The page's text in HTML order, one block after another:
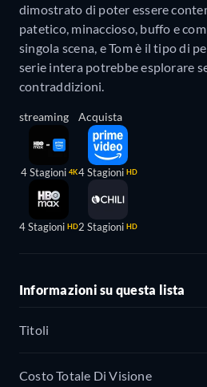
dimostrato di poter essere
patetico, minaccioso, buffo e
singola scena, e Tom è il tipo di
serie intera potrebbe esplorare
contraddizioni.
streaming
4 Stagioni 4K
4 Stagioni HD
Acquista
4 Stagioni HD
2 Stagioni HD
Informazioni su questa lista
Titoli
Costo Totale Di Visione